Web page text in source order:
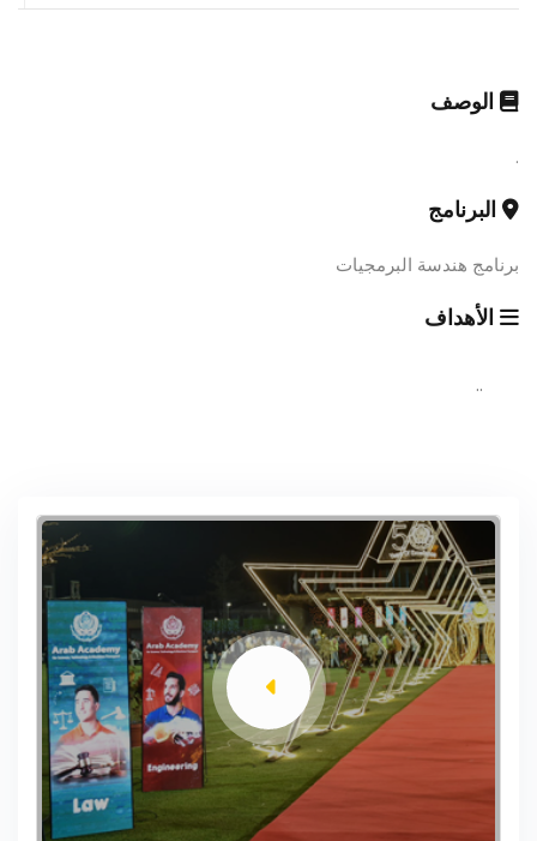
الوصف
.
البرنامج
برنامج هندسة البرمجيات
الأهداف
..